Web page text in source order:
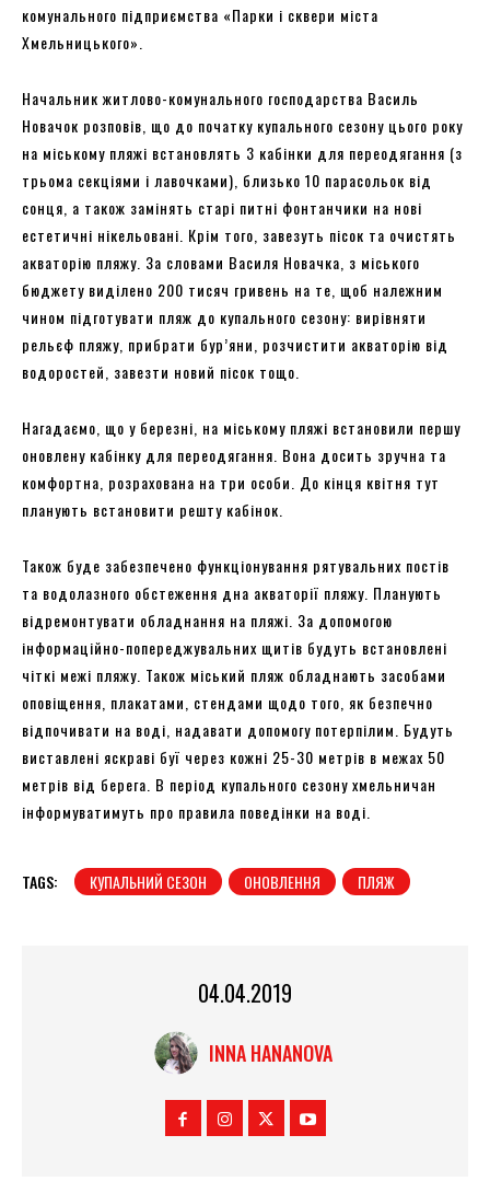
комунального підприємства «Парки і сквери міста
Хмельницького».
Начальник житлово-комунального господарства Василь
Новачок розповів, що до початку купального сезону цього року
на міському пляжі встановлять 3 кабінки для переодягання (з
трьома секціями і лавочками), близько 10 парасольок від
сонця, а також замінять старі питні фонтанчики на нові
естетичні нікельовані. Крім того, завезуть пісок та очистять
акваторію пляжу. За словами Василя Новачка, з міського
бюджету виділено 200 тисяч гривень на те, щоб належним
чином підготувати пляж до купального сезону: вирівняти
рельєф пляжу, прибрати бур’яни, розчистити акваторію від
водоростей, завезти новий пісок тощо.
Нагадаємо, що у березні, на міському пляжі встановили першу
оновлену кабінку для переодягання. Вона досить зручна та
комфортна, розрахована на три особи. До кінця квітня тут
планують встановити решту кабінок.
Також буде забезпечено функціонування рятувальних постів
та водолазного обстеження дна акваторії пляжу. Планують
відремонтувати обладнання на пляжі. За допомогою
інформаційно-попереджувальних щитів будуть встановлені
чіткі межі пляжу. Також міський пляж обладнають засобами
оповіщення, плакатами, стендами щодо того, як безпечно
відпочивати на воді, надавати допомогу потерпілим. Будуть
виставлені яскраві буї через кожні 25-30 метрів в межах 50
метрів від берега. В період купального сезону хмельничан
інформуватимуть про правила поведінки на воді.
TAGS: КУПАЛЬНИЙ СЕЗОН ОНОВЛЕННЯ ПЛЯЖ
04.04.2019
INNA HANANOVA